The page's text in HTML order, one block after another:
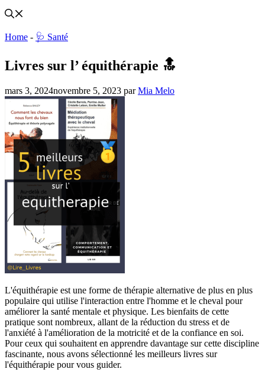
Home - 🩺 Santé
Livres sur l’ équithérapie 🔝
mars 3, 2024novembre 5, 2023 parMia Melo
L'équithérapie est une forme de thérapie alternative de plus en plus
populaire qui utilise l'interaction entre l'homme et le cheval pour
améliorer la santé mentale et physique. Les bienfaits de cette
pratique sont nombreux, allant de la réduction du stress et de
l'anxiété à l'amélioration de la motricité et de la confiance en soi.
Pour ceux qui souhaitent en apprendre davantage sur cette discipline
fascinante, nous avons sélectionné les meilleurs livres sur
l'équithérapie pour vous guider.